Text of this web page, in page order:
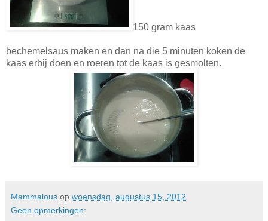
150 gram kaas
bechemelsaus maken en dan na die 5 minuten koken de
kaas erbij doen en roeren tot de kaas is gesmolten.
Mammalous op woensdag, augustus 15, 2012
Geen opmerkingen: